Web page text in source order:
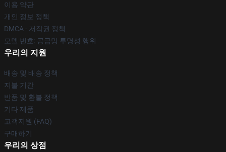
이용 약관
개인 정보 정책
DMCA - 저작권 정책
모델 번호: 공급망 투명성 행위
우리의 지원
배송 및 배송 정책
지불 기간
반품 및 환불 정책
기타 제품
고객지원 (FAQ)
구매하기
우리의 상점